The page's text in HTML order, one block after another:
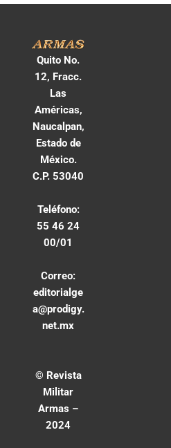
Quito No.
12, Fracc.
Las
Américas,
Naucalpan,
Estado de
México.
C.P. 53040
Teléfono:
55 46 24
00/01
Correo:
editorialge
a@prodigy.
net.mx
© Revista
Militar
Armas –
2024